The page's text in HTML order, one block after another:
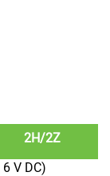
2H/2Z
V DC)